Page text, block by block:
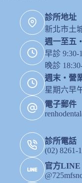
診所地址
新北市土
週一至五
早診 9:30-
晚診
週末・營
星期六早
電子郵件
診所電話
(02) 8261-
官方LINE